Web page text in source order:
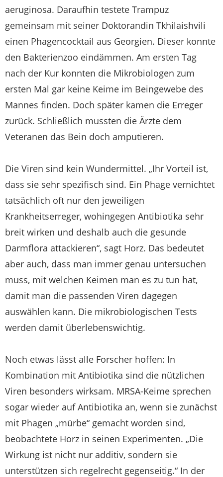
aeruginosa. Daraufhin testete Trampuz
gemeinsam mit seiner Doktorandin Tkhilaishvili
einen Phagencocktail aus Georgien. Dieser konnte
den Bakterienzoo eindämmen. Am ersten Tag
nach der Kur konnten die Mikrobiologen zum
ersten Mal gar keine Keime im Beingewebe des
Mannes finden. Doch später kamen die Erreger
zurück. Schließlich mussten die Ärzte dem
Veteranen das Bein doch amputieren.
Die Viren sind kein Wundermittel. „Ihr Vorteil ist,
dass sie sehr spezifisch sind. Ein Phage vernichtet
tatsächlich oft nur den jeweiligen
Krankheitserreger, wohingegen Antibiotika sehr
breit wirken und deshalb auch die gesunde
Darmflora attackieren“, sagt Horz. Das bedeutet
aber auch, dass man immer genau untersuchen
muss, mit welchen Keimen man es zu tun hat,
damit man die passenden Viren dagegen
auswählen kann. Die mikrobiologischen Tests
werden damit überlebenswichtig.
Noch etwas lässt alle Forscher hoffen: In
Kombination mit Antibiotika sind die nützlichen
Viren besonders wirksam. MRSA-Keime sprechen
sogar wieder auf Antibiotika an, wenn sie zunächst
mit Phagen „mürbe“ gemacht worden sind,
beobachtete Horz in seinen Experimenten. „Die
Wirkung ist nicht nur additiv, sondern sie
unterstützen sich regelrecht gegenseitig.“ In der